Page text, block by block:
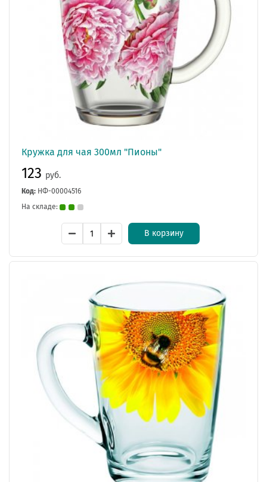
Кружка для чая 300мл "Пионы"
123 руб.
Код: НФ-00004516
На складе:
В корзину